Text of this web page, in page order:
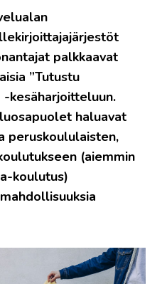
palkkaavat
”Tutustu
-kesäharjoitteluun.
haluavat
peruskoululaisten,
(aiemmin
koulutus)